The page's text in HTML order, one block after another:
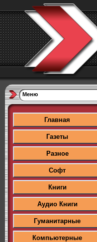
Меню
Главная
Газеты
Разное
Софт
Книги
Аудио Книги
Гуманитарные
Компьютерные